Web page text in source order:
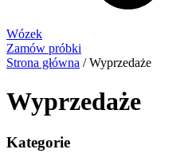
Wózek
Zamów próbki
Strona główna / Wyprzedaże
Wyprzedaże
Kategorie